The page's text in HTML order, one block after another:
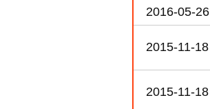
2016-05-26
2015-11-18
2015-11-18